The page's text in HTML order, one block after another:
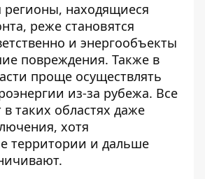
регионы, находящиеся
реже становятся
и энергообъекты
повреждения. Также в
проще осуществлять
из-за рубежа. Все
в таких областях даже
хотя
территории и дальше